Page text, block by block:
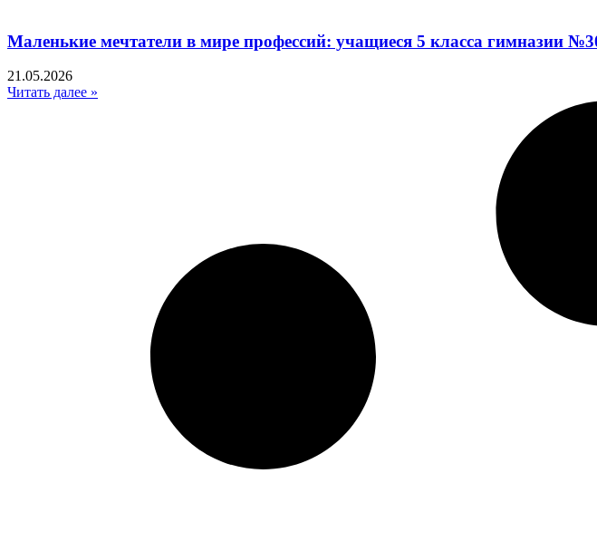
Маленькие мечтатели в мире профессий: учащиеся 5 класса гимназии
21.05.2026
Читать далее »